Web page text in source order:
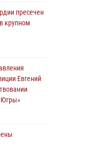
1
войск
ОМОН
пресечен
крупном
Евгений
Югры»